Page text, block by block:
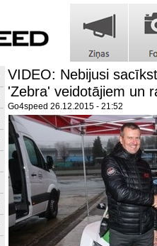
VIDEO: Nebijusi
'Zebra' veidotājiem un
Go4speed 26.12.2015 - 21:52